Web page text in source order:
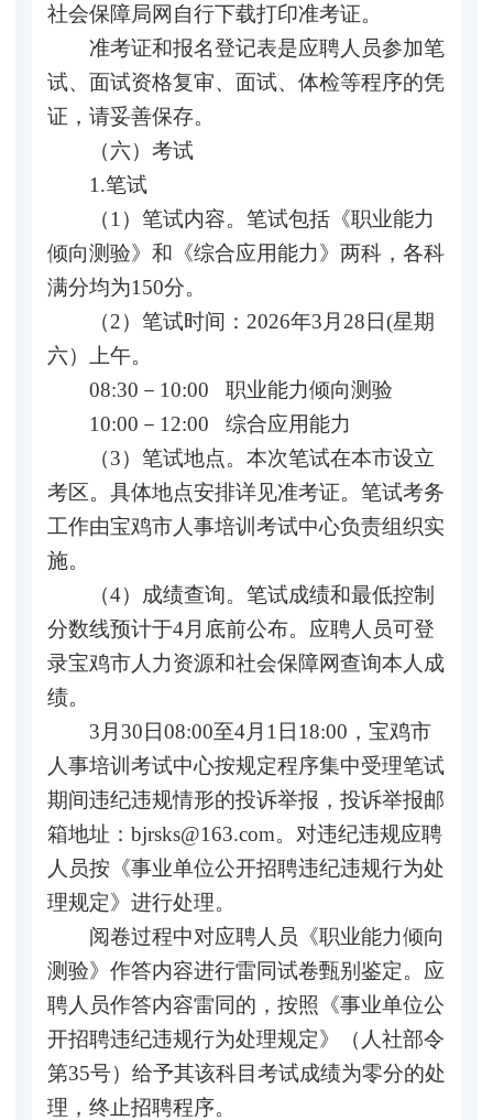
社会保障局网自行下载打印准考证。
准考证和报名登记表是应聘人员参加笔
试、面试资格复审、面试、体检等程序的凭
证，请妥善保存。
（六）考试
1.笔试
（1）笔试内容。笔试包括《职业能力
倾向测验》和《综合应用能力》两科，各科
满分均为150分。
（2）笔试时间：2026年3月28日(星期
六）上午。
08:30－10:00 职业能力倾向测验
10:00－12:00 综合应用能力
（3）笔试地点。本次笔试在本市设立
考区。具体地点安排详见准考证。笔试考务
工作由宝鸡市人事培训考试中心负责组织实
施。
（4）成绩查询。笔试成绩和最低控制
分数线预计于4月底前公布。应聘人员可登
录宝鸡市人力资源和社会保障网查询本人成
绩。
3月30日08:00至4月1日18:00，宝鸡市
人事培训考试中心按规定程序集中受理笔试
期间违纪违规情形的投诉举报，投诉举报邮
箱地址：bjrsks@163.com。对违纪违规应聘
人员按《事业单位公开招聘违纪违规行为处
理规定》进行处理。
阅卷过程中对应聘人员《职业能力倾向
测验》作答内容进行雷同试卷甄别鉴定。应
聘人员作答内容雷同的，按照《事业单位公
开招聘违纪违规行为处理规定》（人社部令
第35号）给予其该科目考试成绩为零分的处
理，终止招聘程序。